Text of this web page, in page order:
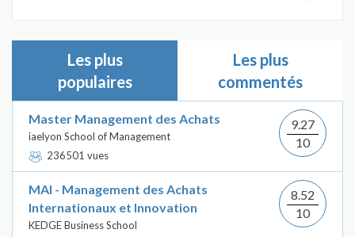
Les plus
populaires
Les plus
commentés
Master Management des Achats
iaelyon School of Management
236501 vues
9.27
10
MAI - Management des Achats
Internationaux et Innovation
KEDGE Business School
8.52
10